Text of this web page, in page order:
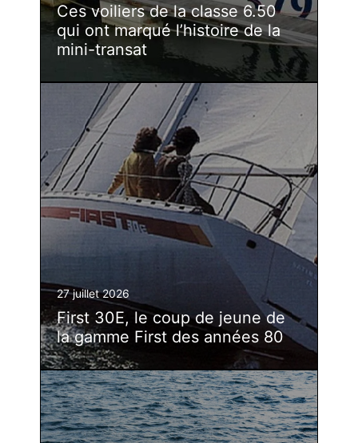
Ces voiliers de la classe 6.50
qui ont marqué l’histoire de la
mini-transat
27 juillet 2026
First 30E, le coup de jeune de
la gamme First des années 80